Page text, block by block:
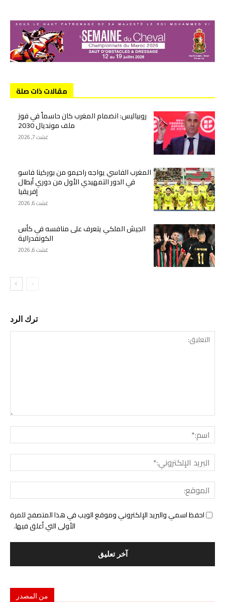
مقالات ذات صلة
روبياليس: انضمام المغرب كان حاسماً في فوز
ملف مونديال 2030
غشت 7, 2026
المغرب الفاسي يواجه راحيمو من بوركينا فاسو
في الدور التمهيدي الأول من دوري أبطال
إفريقيا
غشت 6, 2026
الجيش الملكي يتعرف على منافسه في كأس
الكونفدرالية
غشت 6, 2026
ترك الرد
احفظ اسمي والبريد الإلكتروني وموقع الويب في هذا المتصفح للمرة
الأولى التي أعلق فيها.
من المصدر